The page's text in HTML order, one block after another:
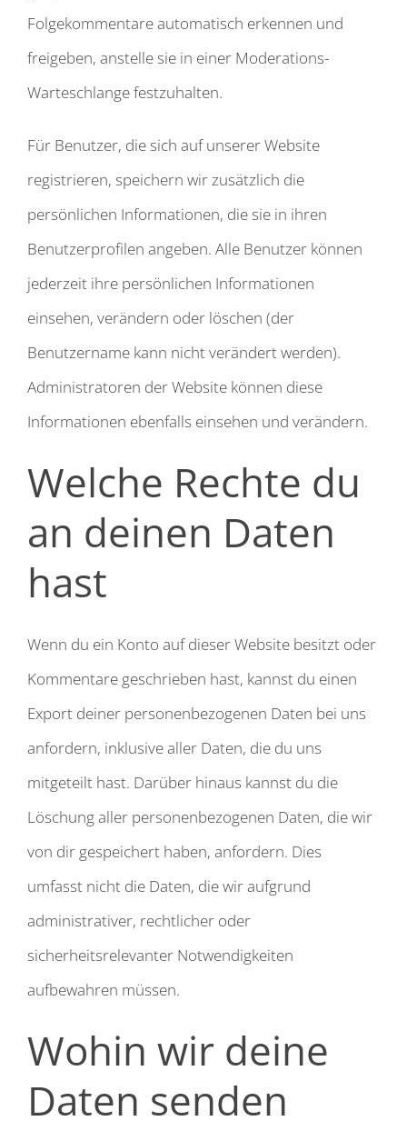
Folgekommentare automatisch erkennen und
freigeben, anstelle sie in einer Moderations-
Warteschlange festzuhalten.
Für Benutzer, die sich auf unserer Website
registrieren, speichern wir zusätzlich die
persönlichen Informationen, die sie in ihren
Benutzerprofilen angeben. Alle Benutzer können
jederzeit ihre persönlichen Informationen
einsehen, verändern oder löschen (der
Benutzername kann nicht verändert werden).
Administratoren der Website können diese
Informationen ebenfalls einsehen und verändern.
Welche Rechte du
an deinen Daten
hast
Wenn du ein Konto auf dieser Website besitzt oder
Kommentare geschrieben hast, kannst du einen
Export deiner personenbezogenen Daten bei uns
anfordern, inklusive aller Daten, die du uns
mitgeteilt hast. Darüber hinaus kannst du die
Löschung aller personenbezogenen Daten, die wir
von dir gespeichert haben, anfordern. Dies
umfasst nicht die Daten, die wir aufgrund
administrativer, rechtlicher oder
sicherheitsrelevanter Notwendigkeiten
aufbewahren müssen.
Wohin wir deine
Daten senden